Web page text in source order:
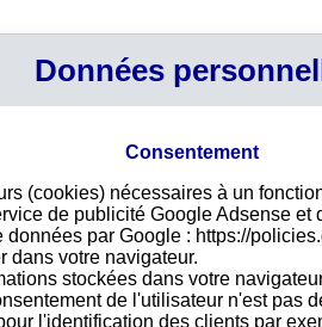
sociétés guatémaltèques
Données
Consentement
(cookies) nécessaires à un
de publicité Google Adsense et
par Google : https://
dans votre navigateur.
stockées dans votre
de l'utilisateur n'est pas
l'identification des clients par